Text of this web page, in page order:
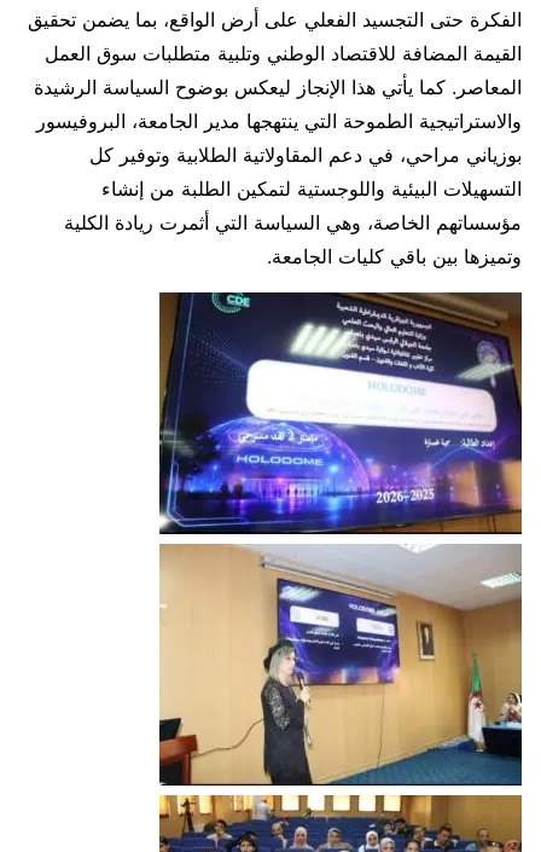
الفكرة حتى التجسيد الفعلي على أرض الواقع، بما يضمن تحقيق
القيمة المضافة للاقتصاد الوطني وتلبية متطلبات سوق العمل
المعاصر. كما يأتي هذا الإنجاز ليعكس بوضوح السياسة الرشيدة
والاستراتيجية الطموحة التي ينتهجها مدير الجامعة، البروفيسور
بوزياني مراحي، في دعم المقاولاتية الطلابية وتوفير كل
التسهيلات البيئية واللوجستية لتمكين الطلبة من إنشاء
مؤسساتهم الخاصة، وهي السياسة التي أثمرت ريادة الكلية
وتميزها بين باقي كليات الجامعة.